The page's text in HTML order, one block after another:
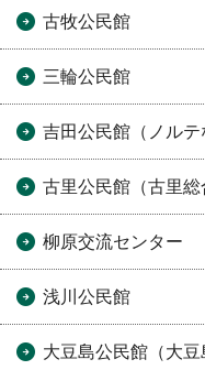
古牧公民館
三輪公民館
吉田公民館（ノルテ
古里公民館（古里総
柳原交流センター
浅川公民館
大豆島公民館（大豆